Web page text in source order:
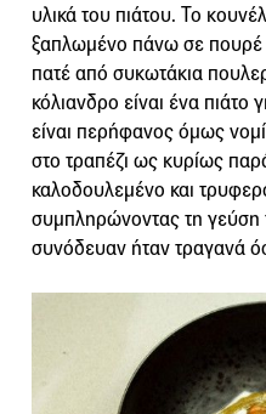
υλικά του πιάτου. Το
ξαπλωμένο πάνω σε πουρέ
πατέ από συκωτάκια
κόλιανδρο είναι ένα πιάτο
είναι περήφανος όμως
στο τραπέζι ως κυρίως
καλοδουλεμένο και
συμπληρώνοντας τη γεύση
συνόδευαν ήταν τραγανά